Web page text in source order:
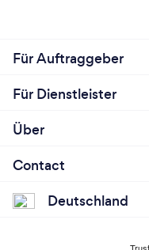
Für Auftraggeber
Für Dienstleister
Über
Contact
Deutschland